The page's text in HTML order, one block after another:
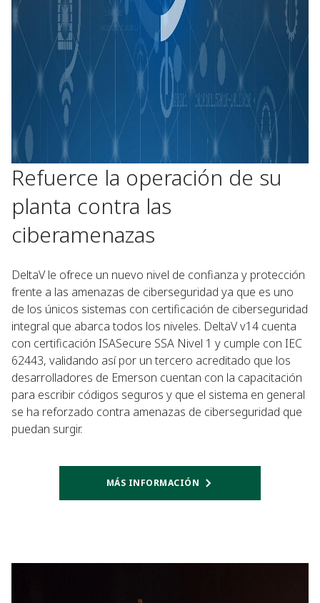
Refuerce la operación de su
planta contra las
ciberamenazas
DeltaV le ofrece un nuevo nivel de confianza y protección
frente a las amenazas de ciberseguridad ya que es uno
de los únicos sistemas con certificación de ciberseguridad
integral que abarca todos los niveles. DeltaV v14 cuenta
con certificación ISASecure SSA Nivel 1 y cumple con IEC
62443, validando así por un tercero acreditado que los
desarrolladores de Emerson cuentan con la capacitación
para escribir códigos seguros y que el sistema en general
se ha reforzado contra amenazas de ciberseguridad que
puedan surgir.
MÁS INFORMACIÓN